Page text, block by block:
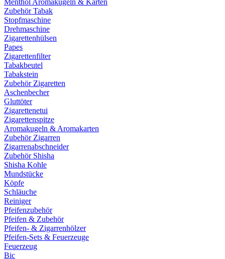
Menthol Aromakugeln & Karten
Zubehör Tabak
Stopfmaschine
Drehmaschine
Zigarettenhülsen
Papes
Zigarettenfilter
Tabakbeutel
Tabakstein
Zubehör Zigaretten
Aschenbecher
Gluttöter
Zigarettenetui
Zigarettenspitze
Aromakugeln & Aromakarten
Zubehör Zigarren
Zigarrenabschneider
Zubehör Shisha
Shisha Kohle
Mundstücke
Köpfe
Schläuche
Reiniger
Pfeifenzubehör
Pfeifen & Zubehör
Pfeifen- & Zigarrenhölzer
Pfeifen-Sets & Feuerzeuge
Feuerzeug
Bic